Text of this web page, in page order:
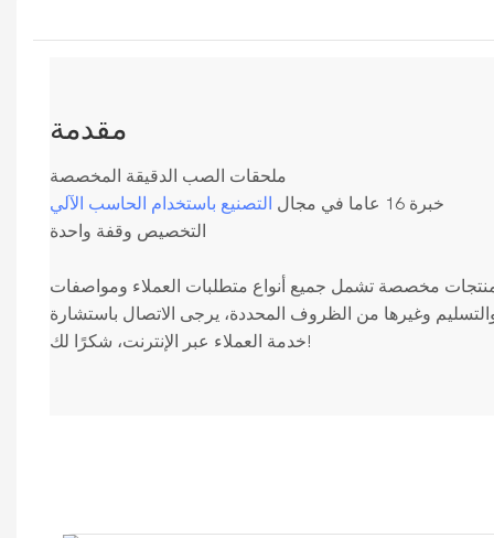
مقدمة
ملحقات الصب الدقيقة المخصصة
خبرة 16 عاما في مجال
التصنيع باستخدام الحاسب الآلي
التخصيص وقفة واحدة
مخصصة تشمل جميع أنواع متطلبات العملاء ومواصفات
وغيرها من الظروف المحددة، يرجى الاتصال باستشارة
خدمة العملاء عبر الإنترنت، شكرًا لك!